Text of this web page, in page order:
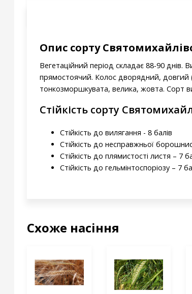
Опис сорту
Вегетаційний період складає 88-90
прямостоячий. Колос дворядний, довгий
тонкозморшкувата, велика, жовта. Сорт
Стійкість сорту
Стійкість до вилягання - 8 балів
Стійкість до несправжньої
Стійкість до плямистості листя – 7
Стійкість до гельмінтоспоріозу – 7
Схоже насіння